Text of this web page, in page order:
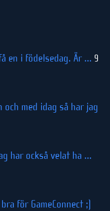
en i födelsedag. Är ... 9
och med idag så har jag
har också velat ha ...
för GameConnect ;)